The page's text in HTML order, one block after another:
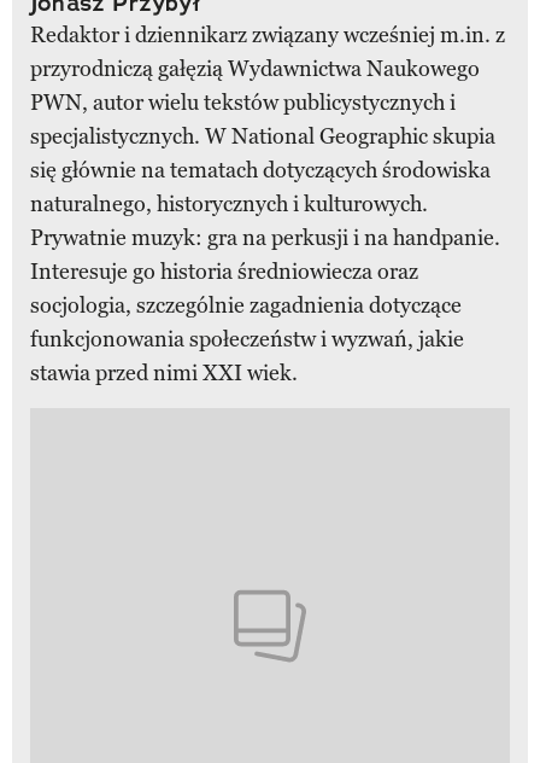
Redaktor i dziennikarz związany wcześniej m.in. z
przyrodniczą gałęzią Wydawnictwa Naukowego
PWN, autor wielu tekstów publicystycznych i
specjalistycznych. W National Geographic skupia
się głównie na tematach dotyczących środowiska
naturalnego, historycznych i kulturowych.
Prywatnie muzyk: gra na perkusji i na handpanie.
Interesuje go historia średniowiecza oraz
socjologia, szczególnie zagadnienia dotyczące
funkcjonowania społeczeństw i wyzwań, jakie
stawia przed nimi XXI wiek.